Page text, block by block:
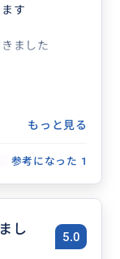
す
ました
もっと見る
参考になった 1
し
5.0